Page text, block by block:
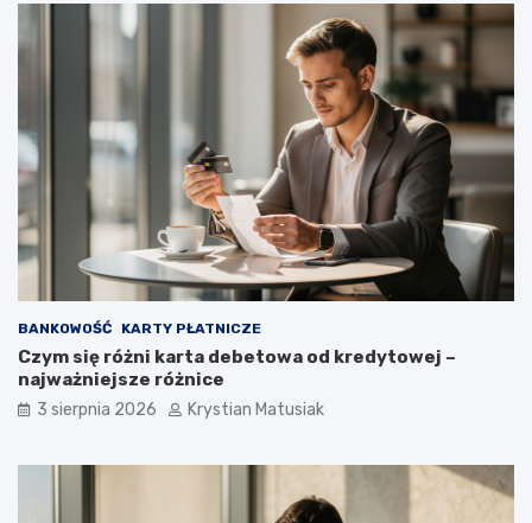
BANKOWOŚĆ KARTY PŁATNICZE
Czym się różni karta debetowa od kredytowej –
najważniejsze różnice
3 sierpnia 2026 Krystian Matusiak